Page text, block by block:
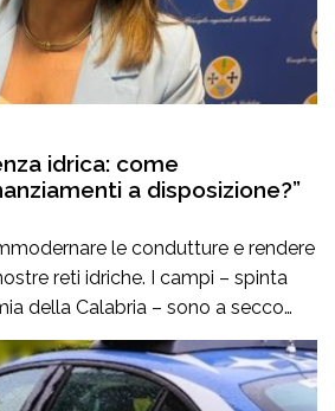
idrica: come
a disposizione?”
le condutture e rendere
reti idriche. I campi – spinta
della Calabria – sono a secco
problema per l’agricoltura ma
servizio idrico ai cittadini. La
ciclicamente ed è da questo